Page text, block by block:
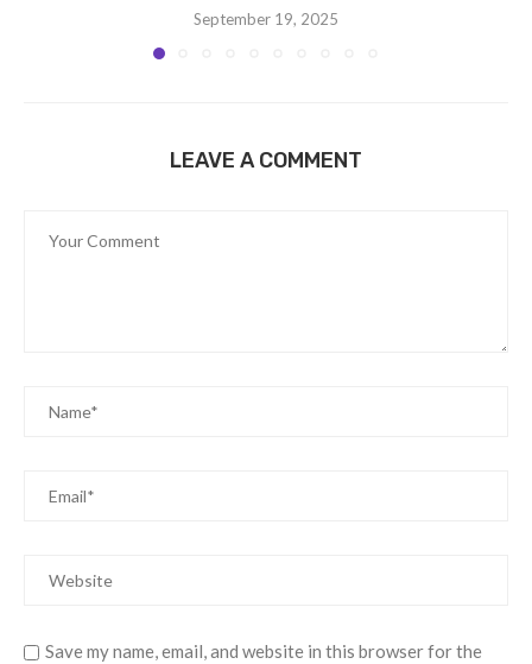
September 19, 2025
LEAVE A COMMENT
Save my name, email, and website in this browser for the